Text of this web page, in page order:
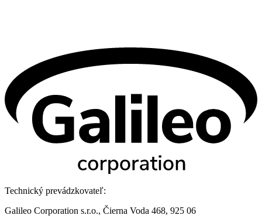
Technický prevádzkovateľ:
Galileo Corporation s.r.o., Čierna Voda 468, 925 06